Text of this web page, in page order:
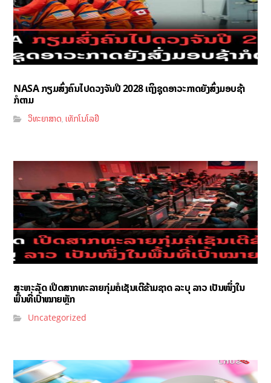
NASA ກຽມສົ່ງຄົນໄປດວງຈັນປີ 2028 ເຖິງຊຸດອາວະກາດຍັງສົ່ງມອບຊ້າ
ກໍຕາມ
ວິທະຍາສາດ,ເທັກໂນໂລຢີ
ສະຫະລັດ ເປີດສາກທະລາຍກຸ່ມຄໍເຊັນເຕີຂ້າມຊາດ ລະບຸ ລາວ ເປັນໜຶ່ງໃນ
ພື້ນທີ່ເປົ້າໝາຍຫຼັກ
Uncategorized